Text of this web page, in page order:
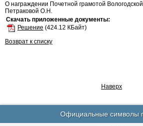
О награждении Почетной грамотой
Петраковой О.Н.
Скачать приложенные документы:
Решение (424.12 КБайт)
Возврат к списку
Наверх
Официальные символы